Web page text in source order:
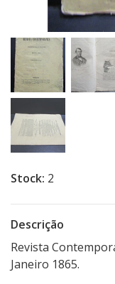
Stock: 2
Descrição
Revista
Janeiro 1865.